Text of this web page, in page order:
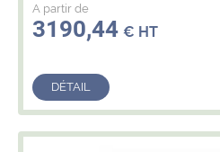
A partir de
3190,44 € HT
DÉTAIL